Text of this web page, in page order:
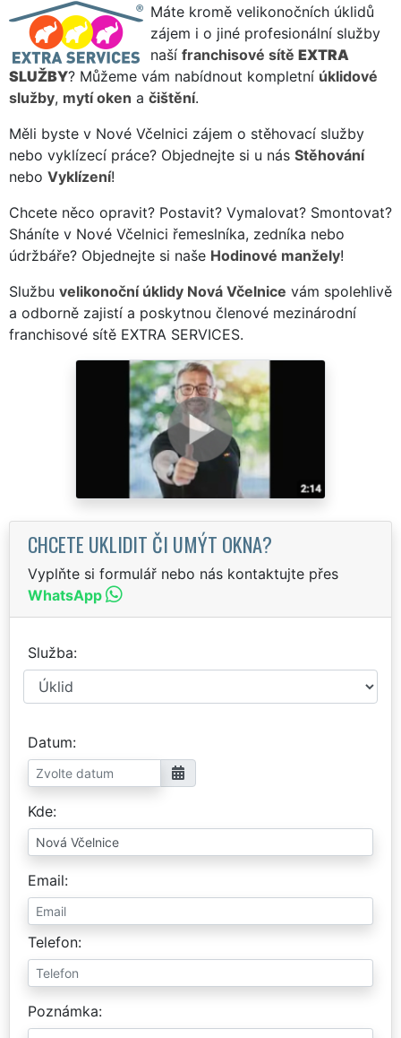
Máte kromě velikonočních úklidů
zájem i o jiné profesionální služby
naší franchisové sítě EXTRA
SLUŽBY? Můžeme vám nabídnout kompletní úklidové
služby, mytí oken a čištění.
Měli byste v Nové Včelnici zájem o stěhovací služby
nebo vyklízecí práce? Objednejte si u nás Stěhování
nebo Vyklízení!
Chcete něco opravit? Postavit? Vymalovat? Smontovat?
Sháníte v Nové Včelnici řemeslníka, zedníka nebo
údržbáře? Objednejte si naše Hodinové manžely!
Službu velikonoční úklidy Nová Včelnice vám spolehlivě
a odborně zajistí a poskytnou členové mezinárodní
franchisové sítě EXTRA SERVICES.
CHCETE UKLIDIT ČI UMÝT OKNA?
Vyplňte si formulář nebo nás kontaktujte přes
WhatsApp
Služba
Datum
Kde
Email
Telefon
Poznámka